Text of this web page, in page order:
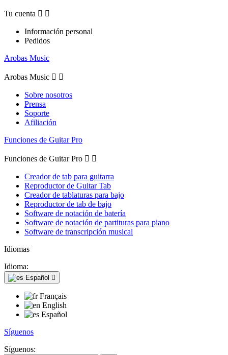
Tu cuenta  
Información personal
Pedidos
Arobas Music
Arobas Music  
Sobre nosotros
Prensa
Soporte
Afiliación
Funciones de Guitar Pro
Funciones de Guitar Pro  
Creador de tab para guitarra
Reproductor de Guitar Tab
Creador de tablaturas para bajo
Reproductor de tab de bajo
Software de notación de batería
Software de notación de partituras para piano
Software de transcripción musical
Idiomas
Idioma:
Español 
Français
English
Español
Síguenos
Síguenos: